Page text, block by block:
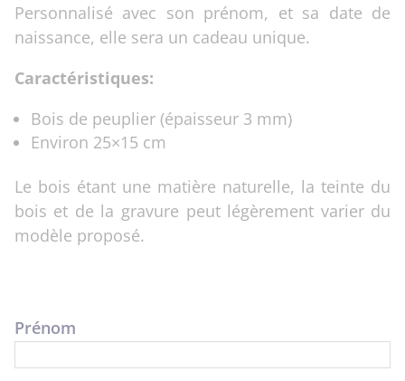
Personnalisé avec son prénom, et sa date de
naissance, elle sera un cadeau unique.
Caractéristiques:
Bois de peuplier (épaisseur 3 mm)
Environ 25×15 cm
Le bois étant une matière naturelle, la teinte du
bois et de la gravure peut légèrement varier du
modèle proposé.
Prénom